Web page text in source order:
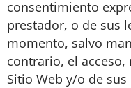
consentimiento
prestador, o de sus
momento, salvo
contrario, el
Sitio Web y/o de